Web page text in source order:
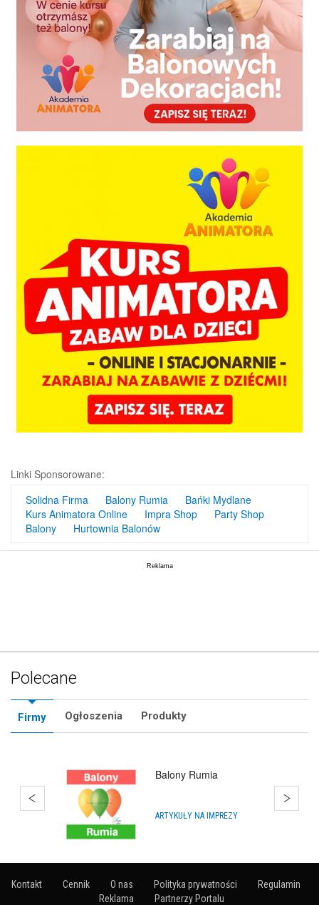
Linki Sponsorowane:
Solidna Firma
Balony Rumia
Bańki Mydlane
Kurs Animatora Online
Impra Shop
Party Shop
Balony
Hurtownia Balonów
Polecane
Firmy Ogłoszenia Produkty
Bańki Mydlane Gdańsk
ARTYKUŁY NA IMPREZY
Kontakt Cennik O nas Polityka prywatności
Regulamin
Reklama
Partnerzy Portalu